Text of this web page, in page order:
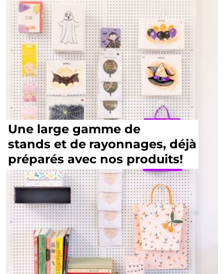
Une large gamme de
stands et de rayonnages, déjà
préparés avec nos produits!